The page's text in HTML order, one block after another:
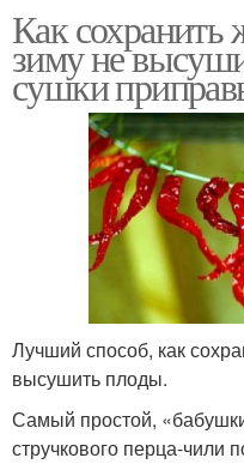
Как сохранить
зиму не
сушки
Лучший способ, как
высушить плоды.
Самый простой,
стручкового перца-чили